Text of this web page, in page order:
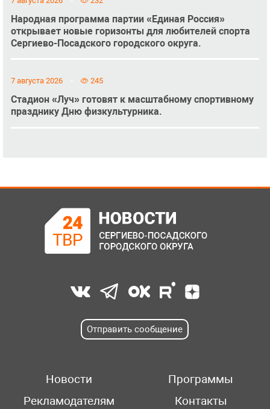
Народная программа партии «Единая Россия»
открывает новые горизонты для любителей спорта
Сергиево-Посадского городского округа.
7 августа 2026 245
Стадион «Луч» готовят к масштабному спортивному
празднику Дню физкультурника.
Отправить сообщение
Новости
Программы
Рекламодателям
Контакты